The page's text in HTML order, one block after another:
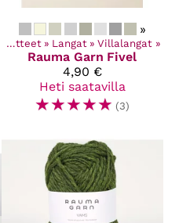
»
Kaikki tuotteet ‪» Langat ‪» Villalangat ‪»
Rauma Garn Fivel
4,90 €
Heti saatavilla
☆☆☆☆☆ (3)